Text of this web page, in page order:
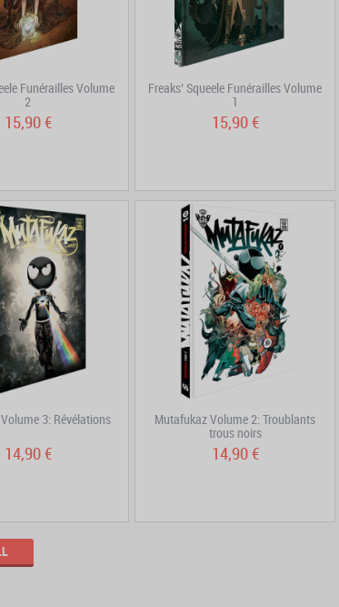
Funérailles Volume
2
15,90 €
Freaks’ Squeele Funérailles Volume
1
15,90 €
3: Révélations
14,90 €
Mutafukaz Volume 2: Troublants
trous noirs
14,90 €